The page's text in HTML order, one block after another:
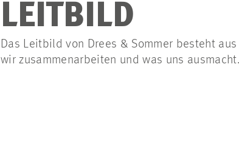
LEITBILD
Das Leitbild von Drees & Sommer besteht
wir zusammenarbeiten und was uns ausmacht.